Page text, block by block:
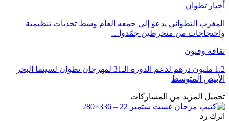
أخبار تطوان
المغرب التطواني يدعو إلى جمعه العام وسط تحديات تنظيمية
واحتجاجات من منخرطين جمّدوا…
ثقافة وفنون
1.2 مليون درهم لدعم الدورة الـ31 لمهرجان تطوان لسينما البحر
الأبيض المتوسط
تحميل المزيد من المشاركات
اترك رد